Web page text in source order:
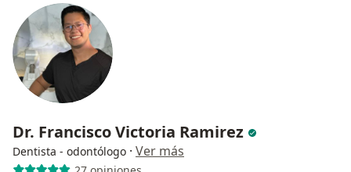
Dr. Francisco Victoria Ramirez
Dentista - odontólogo · Ver más